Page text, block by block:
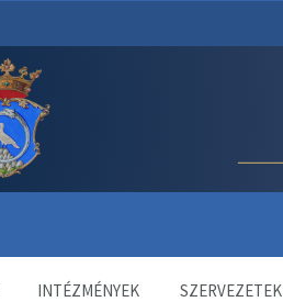
INTÉZMÉNYEK SZERVEZETEK